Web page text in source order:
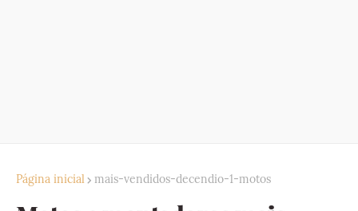
Página inicial mais-vendidos-decendio-1-motos